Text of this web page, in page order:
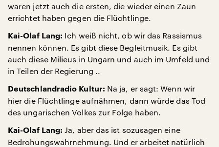
waren jetzt auch die ersten, die wieder einen Zaun
errichtet haben gegen die Flüchtlinge.
Kai-Olaf Lang: Ich weiß nicht, ob wir das Rassismus
nennen können. Es gibt diese Begleitmusik. Es gibt
auch diese Milieus in Ungarn und auch im Umfeld und
in Teilen der Regierung ..
Deutschlandradio Kultur: Na ja, er sagt: Wenn wir
hier die Flüchtlinge aufnähmen, dann würde das Tod
des ungarischen Volkes zur Folge haben.
Kai-Olaf Lang: Ja, aber das ist sozusagen eine
Bedrohungswahrnehmung. Und er arbeitet natürlich